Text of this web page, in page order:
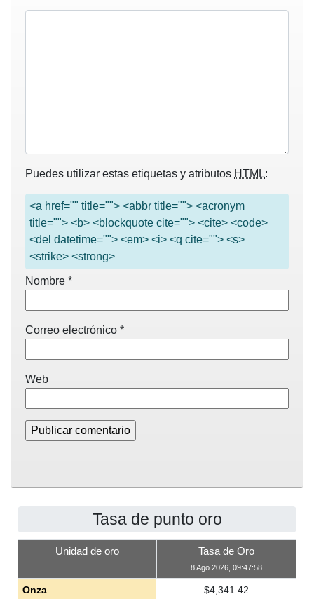
Puedes utilizar estas etiquetas y atributos HTML:
<a href="" title=""> <abbr title=""> <acronym
title=""> <b> <blockquote cite=""> <cite> <code>
<del datetime=""> <em> <i> <q cite=""> <s>
<strike> <strong>
Nombre *
Correo electrónico *
Web
Tasa de punto oro
Unidad de oro Tasa de Oro
8 Ago 2026, 09:47:58
Onza $4,341.42